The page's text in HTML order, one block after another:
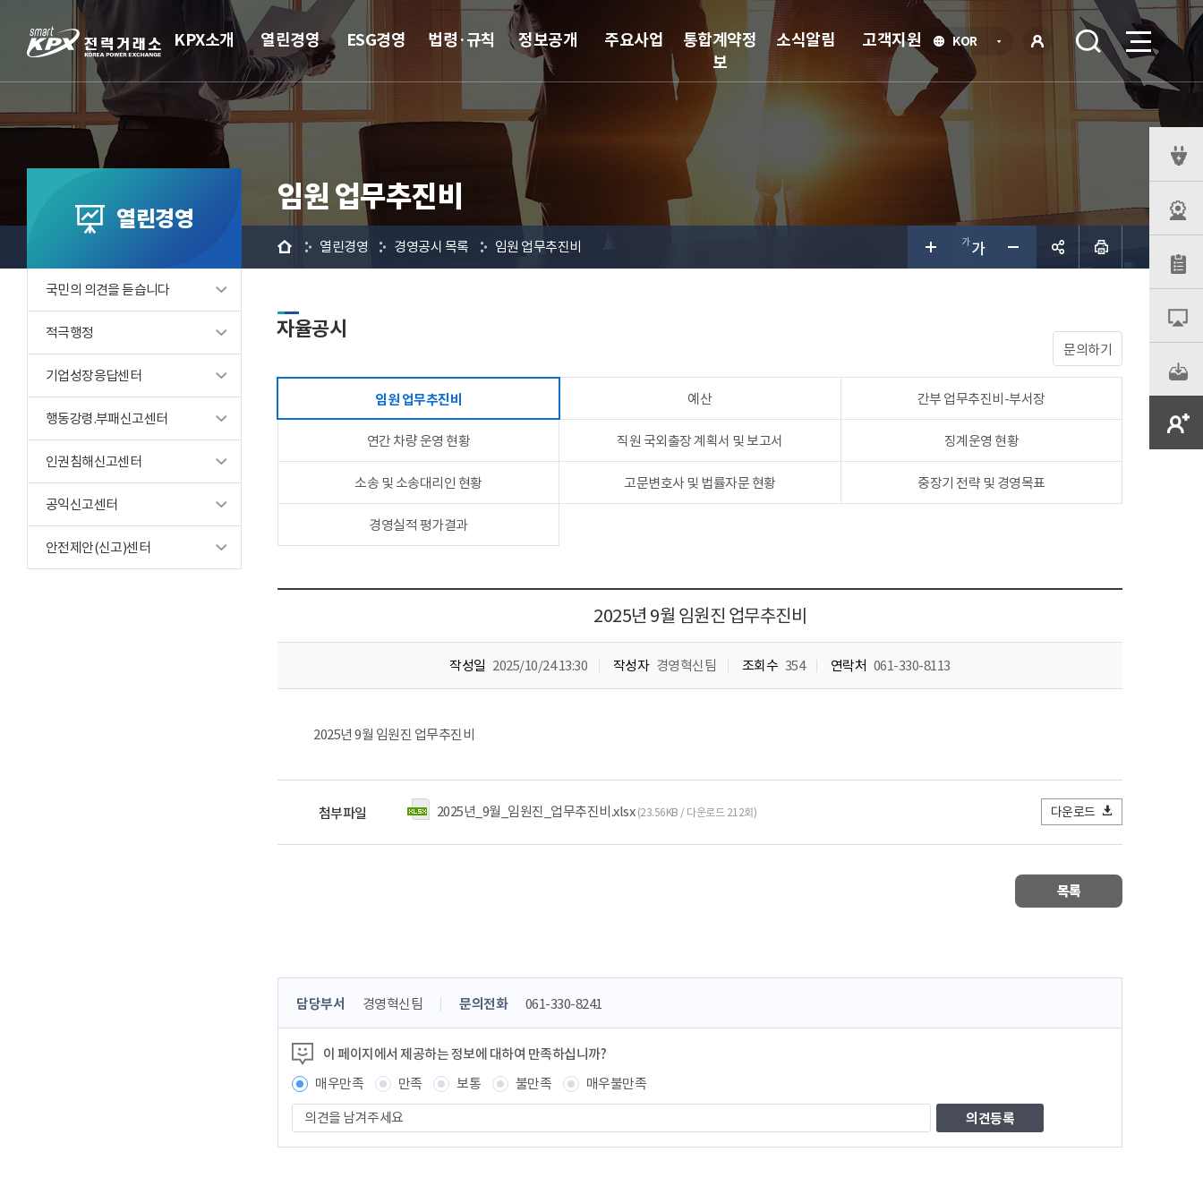
KOR언
선
그인
KPX소개 열린경영 ESG경영 법령·규칙 정보공개 주요사업
통합계약정
보
소식알림 고객지원
열린경영
국민의 의견을 듣습니다
적극행정
기업성장응답센터
행동강령.부패신고센터
인권침해신고센터
공익신고센터
안전제안(신고)센터
임원 업무추진비
홈 열린경영 경영공시 목록 임원 업무추진비
문의하기
자율공시
임원 업무추진비 예산 간부 업무추진비-부서장
연간 차량 운영 현황 직원 국외출장 계획서 및 보고서 징계운영 현황
소송 및 소송대리인 현황 고문변호사 및 법률자문 현황 중장기 전략 및 경영목표
경영실적 평가결과
2025년 9월 임원진 업무추진비
작성일 2025/10/24 13:30 작성자 경영혁신팀 조회수 354 연락처 061-330-8113
2025년 9월 임원진 업무추진비
첨부파일 2025년_9월_임원진_업무추진비.xlsx (23.56KB / 다운로드 212회) 다운로드
목록
콘
츠
정
보
책
임
자
담당부서 경영혁신팀 문의전화 061-330-8241
이 페이지에서 제공하는 정보에 대하여 만족하십니까?
매우만족
만족 보통 불만족
매우불만족
견
을